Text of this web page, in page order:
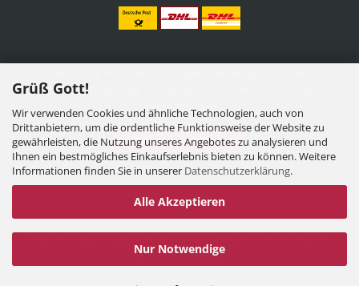
Grüß Gott!
Wir verwenden Cookies und ähnliche Technologien, auch von
Drittanbietern, um die ordentliche Funktionsweise der Website zu
gewährleisten, die Nutzung unseres Angebotes zu analysieren und
Ihnen ein bestmögliches Einkaufserlebnis bieten zu können. Weitere
Informationen finden Sie in unserer Datenschutzerklärung.
Alle Akzeptieren
Nur Notwendige
Mehrwertsteuer, zzgl.
gekennzeichnet.
Vertrag widerrufen
Internetshopby Gambio.de © 2025 Gambio ThemesXycons
Cookie Einstellungen